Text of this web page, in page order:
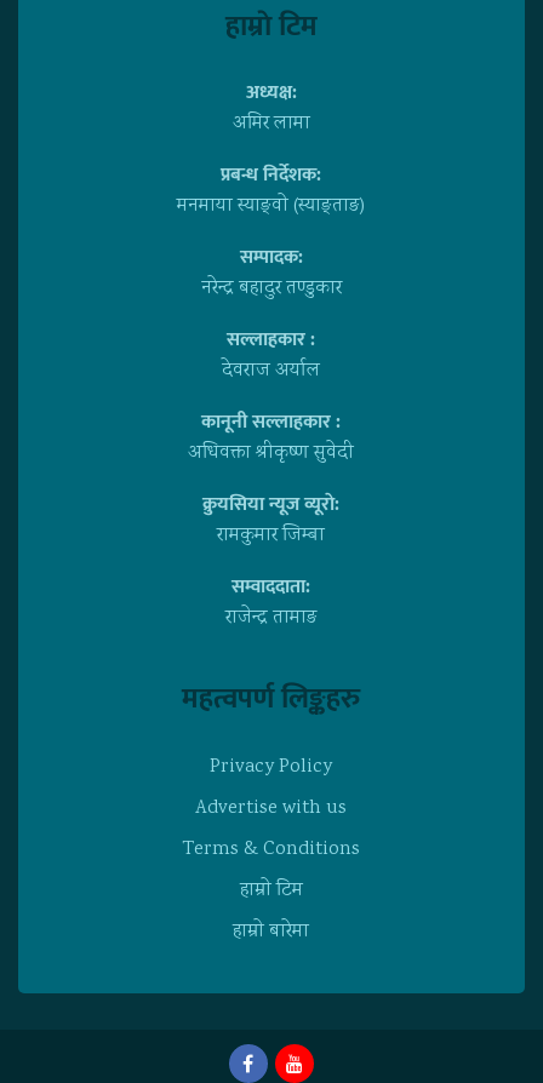
हाम्राे टिम
अध्यक्ष:
अमिर लामा
प्रबन्ध निर्देशक:
मनमाया स्याङ्वाे (स्याङ्ताङ)
सम्पादक:
नरेन्द्र बहादुर तण्डुकार
सल्लाहकार :
देवराज अर्याल
कानूनी सल्लाहकार :
अधिवक्ता श्रीकृष्ण सुवेदी
क्रुयसिया न्यूज व्यूराे:
रामकुमार जिम्बा
सम्वाददाता:
राजेन्द्र तामाङ
महत्वपर्ण लिङ्कहरु
Privacy Policy
Advertise with us
Terms & Conditions
हाम्राे टिम
हाम्राे बारेमा